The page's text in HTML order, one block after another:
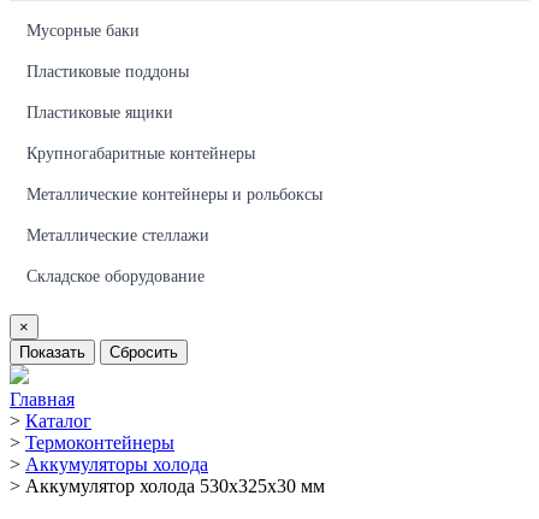
Мусорные баки
Пластиковые поддоны
Пластиковые ящики
Крупногабаритные контейнеры
Металлические контейнеры и рольбоксы
Металлические стеллажи
Складское оборудование
×
Показать
Сбросить
Главная
> Каталог
> Термоконтейнеры
> Аккумуляторы холода
> Аккумулятор холода 530х325х30 мм